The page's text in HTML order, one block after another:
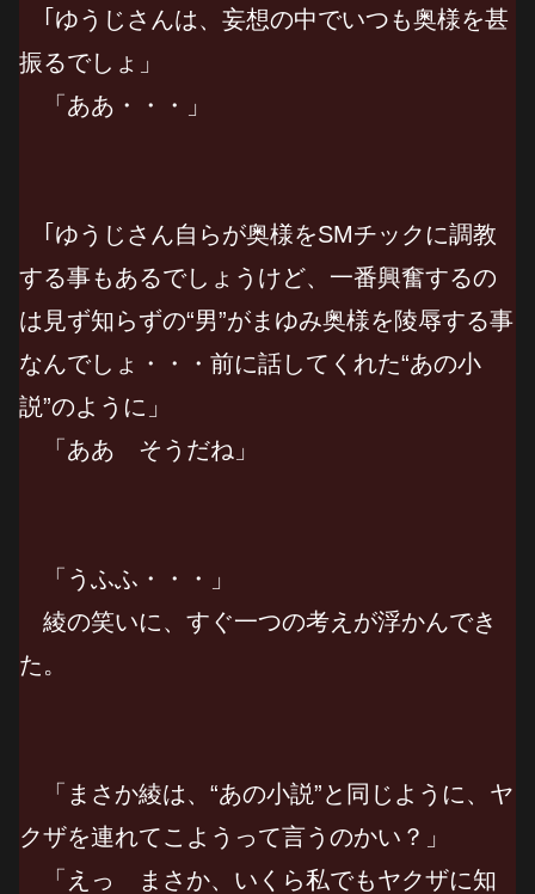
｢ゆうじさんは、妄想の中でいつも奥様を甚
振るでしょ」
「ああ・・・」
｢ゆうじさん自らが奥様をSMチックに調教
する事もあるでしょうけど、一番興奮するの
は見ず知らずの“男”がまゆみ奥様を陵辱する事
なんでしょ・・・前に話してくれた“あの小
説”のように」
「ああ そうだね」
「うふふ・・・」
綾の笑いに、すぐ一つの考えが浮かんでき
た。
「まさか綾は、“あの小説”と同じように、ヤ
クザを連れてこようって言うのかい？」
「えっ まさか、いくら私でもヤクザに知